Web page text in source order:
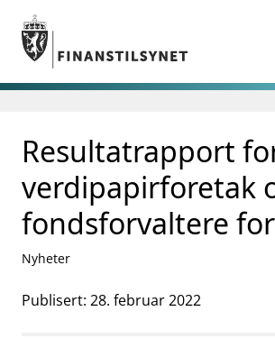
Gå til hovedinnhold
Gå til søkesiden
nettstedet
language
English
exist in
English home
Aktuelt
Finanstilsynets registre
Resultatrapport
verdipapirforetak
fondsforvaltere for
Nyheter
Publisert: 28. februar 2022